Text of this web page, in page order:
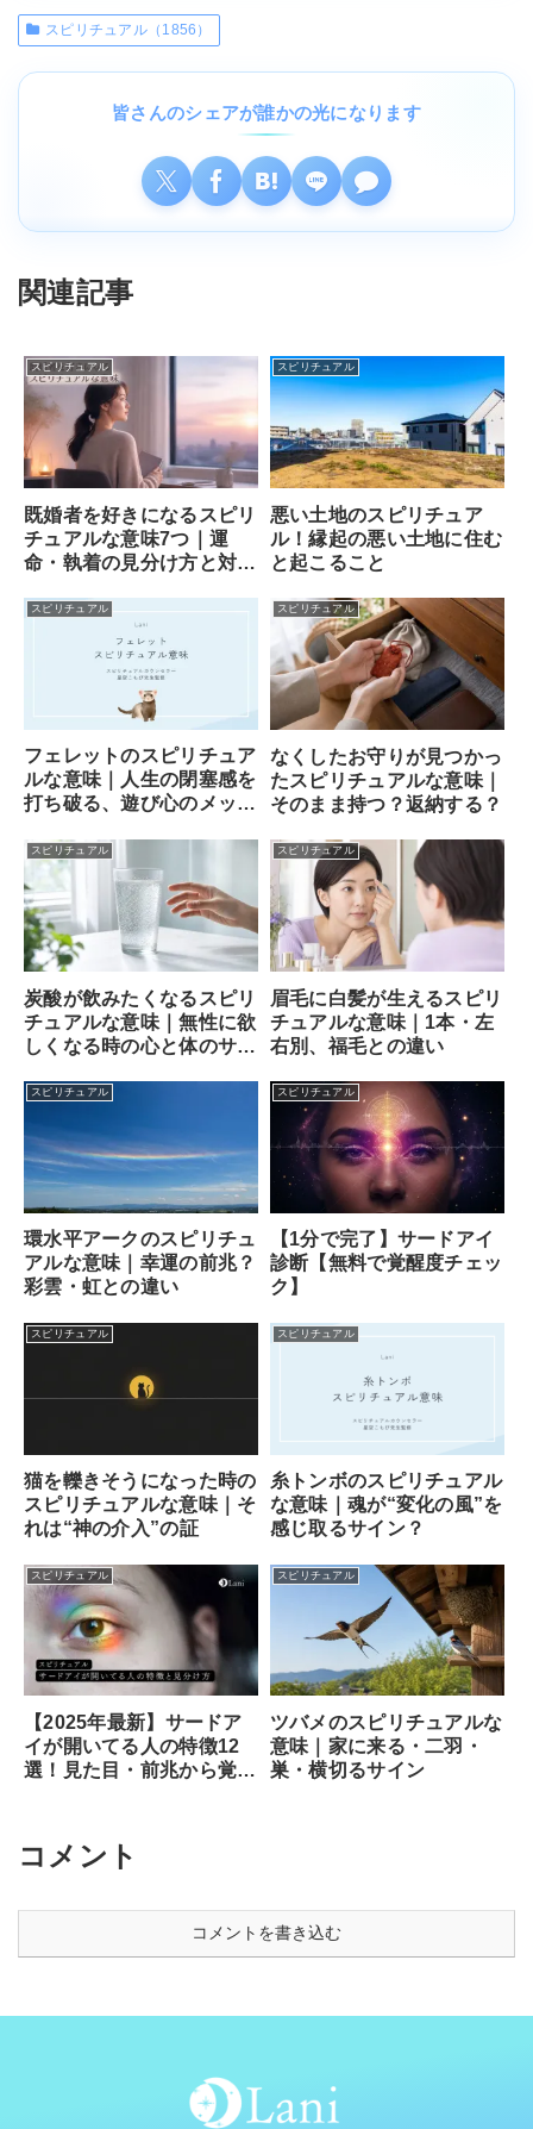
スピリチュアル（1856）
皆さんのシェアが誰かの光になります
関連記事
スピリチュアル
既婚者を好きになるスピリ
チュアルな意味7つ｜運
命・執着の見分け方と対処
スピリチュアル
悪い土地のスピリチュア
ル！縁起の悪い土地に住む
と起こること
スピリチュアル
フェレットのスピリチュア
ルな意味｜人生の閉塞感を
打ち破る、遊び心のメッセ
スピリチュアル
なくしたお守りが見つかっ
たスピリチュアルな意味｜
そのまま持つ？返納する？
スピリチュアル
炭酸が飲みたくなるスピリ
チュアルな意味｜無性に欲
しくなる時の心と体のサイ
スピリチュアル
眉毛に白髪が生えるスピリ
チュアルな意味｜1本・左
右別、福毛との違い
スピリチュアル
環水平アークのスピリチュ
アルな意味｜幸運の前兆？
彩雲・虹との違い
スピリチュアル
【1分で完了】サードアイ
診断【無料で覚醒度チェッ
ク】
スピリチュアル
猫を轢きそうになった時の
スピリチュアルな意味｜そ
れは“神の介入”の証
スピリチュアル
糸トンボのスピリチュアル
な意味｜魂が“変化の風”を
感じ取るサイン？
スピリチュアル
【2025年最新】サードア
イが開いてる人の特徴12
選！見た目・前兆から覚醒
スピリチュアル
ツバメのスピリチュアルな
意味｜家に来る・二羽・
巣・横切るサイン
コメント
コメントを書き込む